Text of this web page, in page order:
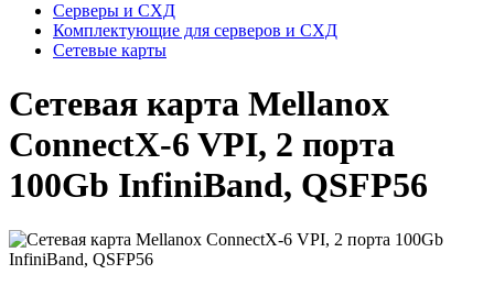
Серверы и СХД
Комплектующие для серверов и СХД
Сетевые карты
Сетевая карта Mellanox
ConnectX-6 VPI, 2 порта
100Gb InfiniBand, QSFP56